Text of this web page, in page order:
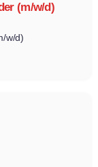
(m/w/d)
w/d)